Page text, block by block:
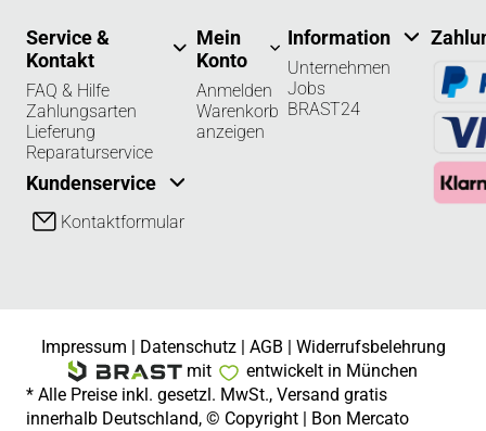
Service &
Kontakt
FAQ & Hilfe
Zahlungsarten
Lieferung
Reparaturservice
Kundenservice
Kontaktformular
Mein
Konto
Anmelden
Warenkorb
anzeigen
Information
Unternehmen
Jobs
BRAST24
Impressum | Datenschutz| AGB | Widerrufsbelehrung
mit
entwickelt in München
* Alle Preise inkl. gesetzl. MwSt., Versand gratis
innerhalb Deutschland, © Copyright | Bon Mercato